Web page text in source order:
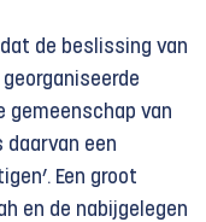
dat de beslissing van
gemeenschap van
daarvan een
Een groot
en de nabijgelegen